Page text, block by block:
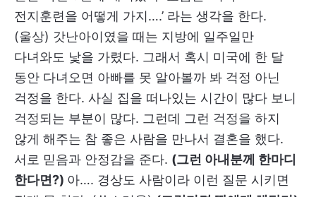
전지훈련을 어떻게 가지….’ 라는 생각을 한다.
(울상) 갓난아이였을 때는 지방에 일주일만
다녀와도 낯을 가렸다. 그래서 혹시 미국에 한 달
동안 다녀오면 아빠를 못 알아볼까 봐 걱정 아닌
걱정을 한다. 사실 집을 떠나있는 시간이 많다 보니
걱정되는 부분이 많다. 그런데 그런 걱정을 하지
않게 해주는 참 좋은 사람을 만나서 결혼을 했다.
서로 믿음과 안정감을 준다. (그런 아내분께 한마디
한다면?) 아…. 경상도 사람이라 이런 질문 시키면